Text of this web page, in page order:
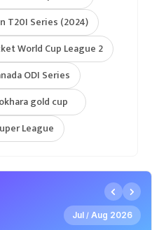
T20I Series (2024)
World Cup League 2
ODI Series
gold cup
League
Jul / Aug 2026